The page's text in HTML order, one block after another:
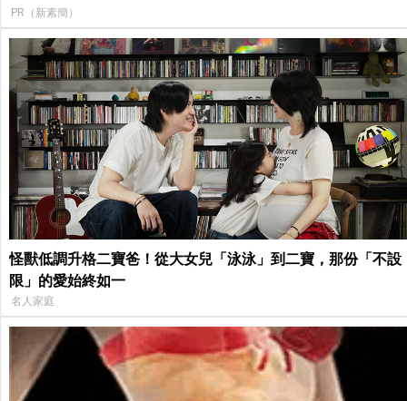
PR（新素簡）
怪獸低調升格二寶爸！從大女兒「泳泳」到二寶，那份「不設
限」的愛始終如一
名人家庭